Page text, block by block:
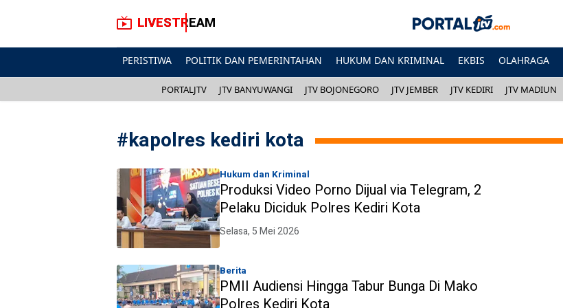
LIVESTREAM
PERISTIWA POLITIK DAN PEMERINTAHAN HUKUM DAN KRIMINAL EKBIS OLAHRAGA
PORTALJTV JTV BANYUWANGI JTV BOJONEGORO JTV JEMBER JTV KEDIRI JTV MADIUN
#kapolres kediri kota
Hukum dan Kriminal
Produksi Video Porno Dijual via Telegram, 2
Pelaku Diciduk Polres Kediri Kota
Selasa, 5 Mei 2026
Berita
PMII Audiensi Hingga Tabur Bunga Di Mako